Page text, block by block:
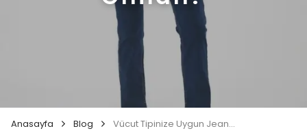
Anasayfa Blog Vücut Tipinize Uygun Jean Seçimi Nasıl Olmalı?